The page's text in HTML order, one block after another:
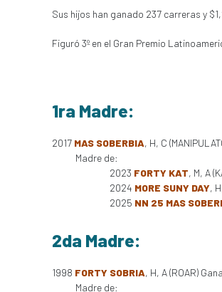
Sus hijos han ganado 237 carreras y
Figuró 3º en el Gran Premio
1ra Madre:
2017 MAS SOBERBIA, H, C
Madre de:
2023 FORTY KAT, M, A
2024 MORE SUNY DAY,
2025 NN 25 MAS
2da Madre:
1998 FORTY SOBRIA, H, A (ROAR)
Madre de: